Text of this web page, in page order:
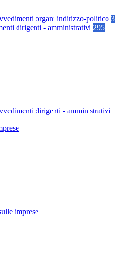
organi indirizzo-politico 3
dirigenti - amministrativi 295
dirigenti - amministrativi
imprese